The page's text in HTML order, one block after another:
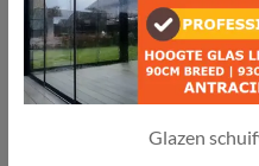
Glazen